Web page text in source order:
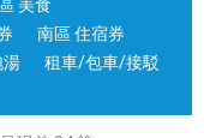
美食
南區 住宿券
湯
租車/包車/接駁